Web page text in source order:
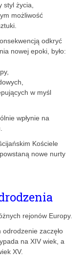
styl życia,
możliwość
odkryć
nowej epoki, było:
w myśl
wpłynie na
Kościele
nowe nurty
rejonów Europy.
odrodzenie zaczęło
na XIV wiek, a
XV.